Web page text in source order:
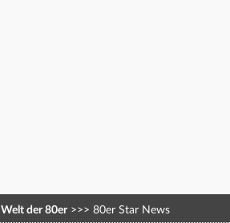
Welt der 80er >>> 80er Star News